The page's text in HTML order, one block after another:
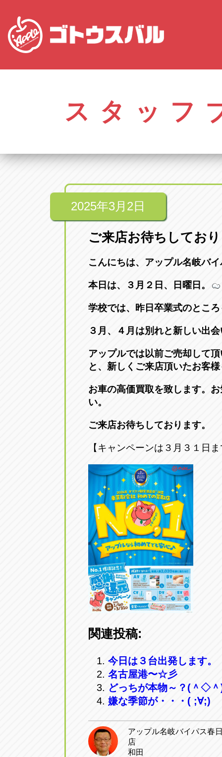
アップル
0561-84-
アップル
0586-28-
アップル
0568-85-
アップル
0568-25-
アップル
0566-43-
0569-35-
0568-76-
アップル
0561-53-
アップル
0587-66-
オートフ
トラック
059-331-
愛知県春日井市柏井町4-43-1
アップル春日井中央店
愛知県瀬戸市美濃池町29-1
アップル一宮22号店
愛知県一宮市朝日3-4-12
アップル春日井店
愛知県春日井市八田町2-1-16
アップル名岐バイパス春日店
愛知県北名古屋市中之郷八反
アップル碧南店
愛知県碧南市立山町4-32-1
愛知県常滑市長間37-1
愛知県小牧市久保新町20
アップル尾張旭店
愛知県尾張旭市印場元町5-2-8
アップル岩倉店
愛知県岩倉市大地町長田35-1
オートフレンド
三重
トラック市四日市店
三重県四日市市午起3丁目1番3
スタッフ
2025年3月2日
ご来店お待ちしてお
こんにちは、アップル名岐バ
本日は、３月２日、日曜日。
学校では、昨日卒業式のとこ
３月、４月は別れと新しい出
アップルでは以前ご売却して
と、新しくご来店頂いたお客様
お車の高価買取を致します。
い。
ご来店お待ちしております。
【キャンペーンは３月３１日
関連投稿:
今日は３台出発します。
名古屋港〜☆彡
どっちが本物～？(＾◇
嫌な季節が・・・( ;∀;)
アップル名岐バイパス春
店
和田